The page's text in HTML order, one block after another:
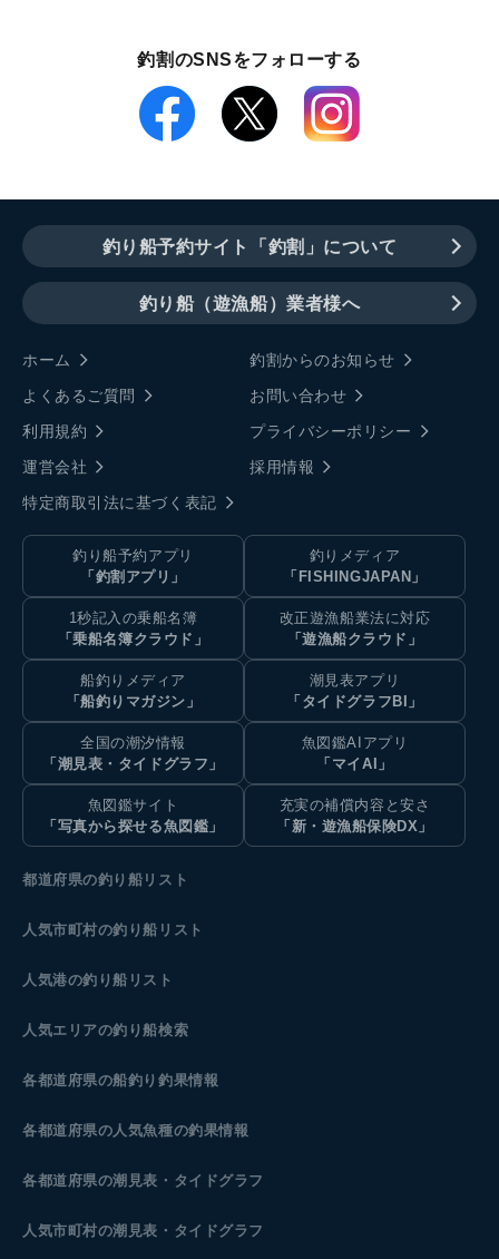
釣割のSNSをフォローする
釣り船予約サイト「釣割」について
釣り船（遊漁船）業者様へ
ホーム
釣割からのお知らせ
よくあるご質問
お問い合わせ
利用規約
プライバシーポリシー
運営会社
採用情報
特定商取引法に基づく表記
釣り船予約アプリ
「釣割アプリ」
釣りメディア
「FISHINGJAPAN」
1秒記入の乗船名簿
「乗船名簿クラウド」
改正遊漁船業法に対応
「遊漁船クラウド」
船釣りメディア
「船釣りマガジン」
潮見表アプリ
「タイドグラフBI」
全国の潮汐情報
「潮見表・タイドグラフ」
魚図鑑AIアプリ
「マイAI」
魚図鑑サイト
「写真から探せる魚図鑑」
充実の補償内容と安さ
「新・遊漁船保険DX」
都道府県の釣り船リスト
人気市町村の釣り船リスト
人気港の釣り船リスト
人気エリアの釣り船検索
各都道府県の船釣り釣果情報
各都道府県の人気魚種の釣果情報
各都道府県の潮見表 ・タイドグラフ
人気市町村の潮見表・タイドグラフ